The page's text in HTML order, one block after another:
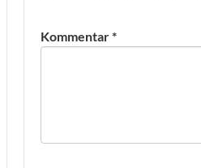
Kommentar*